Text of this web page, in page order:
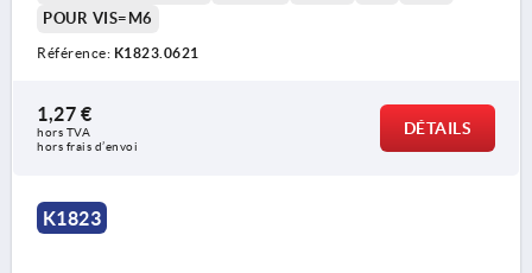
POUR VIS=M6
Référence: K1823.0621
1,27 €
hors TVA
hors frais d’envoi
DÉTAILS
K1823